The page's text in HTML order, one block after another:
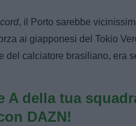
, il Porto sarebbe
ai giapponesi del Tokio
del calciatore brasiliano, era
A della tua
DAZN!